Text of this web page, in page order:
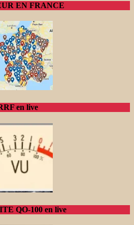
EN FRANCE
en live
QO-100 en live